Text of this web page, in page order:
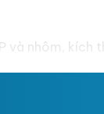
và nhôm,